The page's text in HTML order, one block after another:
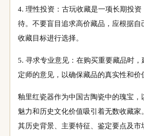
4. 理性投资：古玩收藏是一项长期投资
待。不要盲目追求高价藏品，应根据自
收藏目标进行选择。
5. 寻求专业意见：在购买重要藏品时
定师的意见，以确保藏品的真实性和价
釉里红瓷器作为中国古陶瓷中的瑰宝，
魅力和历史文化价值吸引着无数收藏家
其历史背景、主要特征、鉴定要点及市